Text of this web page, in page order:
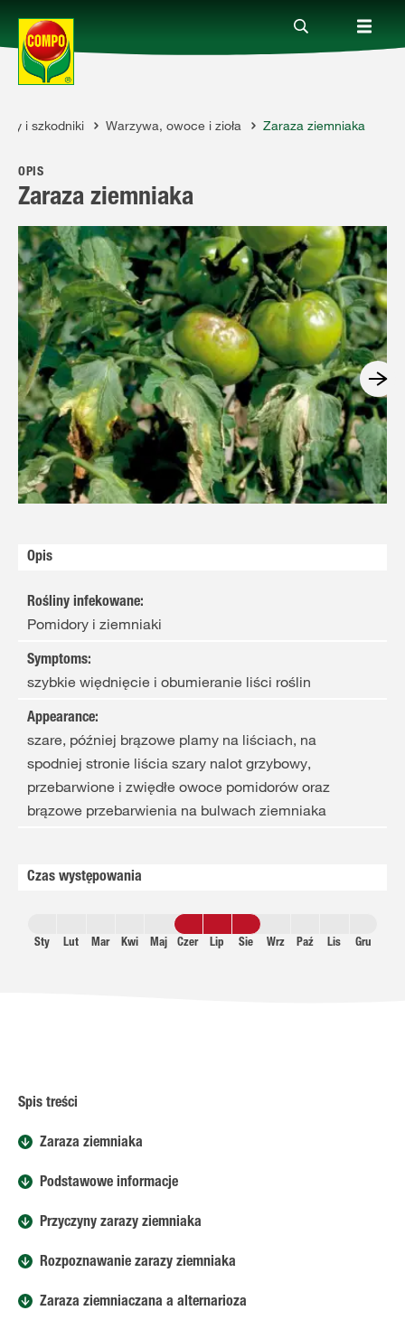
Produkty
Porady
Aktualne tematy
Kontakt
O nas
i szkodniki Warzywa, owoce i zioła Zaraza ziemniaka
OPIS
Zaraza ziemniaka
Opis
Rośliny infekowane:
Pomidory i ziemniaki
Symptoms:
szybkie więdnięcie i obumieranie liści roślin
Appearance:
szare, później brązowe plamy na liściach, na
spodniej stronie liścia szary nalot grzybowy,
przebarwione i zwiędłe owoce pomidorów oraz
brązowe przebarwienia na bulwach ziemniaka
Czas występowania
Sty Lut Mar Kwi Maj Czer Lip Sie Wrz Paź Lis Gru
Spis treści
Zaraza ziemniaka
Podstawowe informacje
Przyczyny zarazy ziemniaka
Rozpoznawanie zarazy ziemniaka
Zaraza ziemniaczana a alternarioza